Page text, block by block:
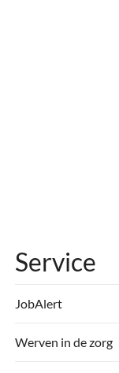
Service
JobAlert
Werven in de zorg